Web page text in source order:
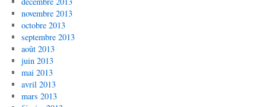
novembre 2013
octobre 2013
septembre 2013
août 2013
juin 2013
mai 2013
avril 2013
mars 2013